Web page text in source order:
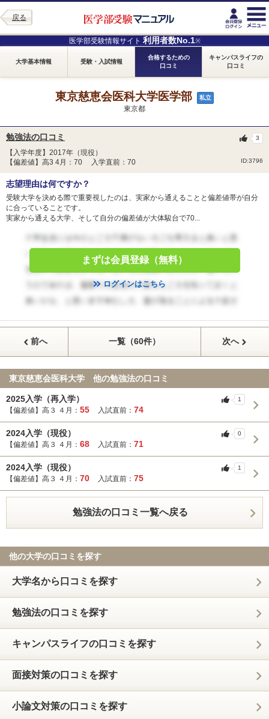
戻る
医学部受験情報サイト 利用者数No.1※
大学基本情報 受験・入試情報
合格するための
口コミ
キャンパスライフの
口コミ
東京慈恵会医科大学医学部 私立
東京都
勉強法の口コミ
【入学年度】2017年（現役）
【偏差値】高3 4月：70 入学直前：70
ID:3796
3
志望理由は何ですか？
受験大学を決める際で重要視したのは、実家から通えることと偏差値帯が自分
に合っていることです。
実家から通える大学、そして自分の偏差値が大体駿台で70...
まずは会員登録（無料）
ログインはこちら
前へ 一覧（60件） 次へ
東京慈恵会医科大学 他の勉強法の口コミ
2025入学（再入学）
【偏差値】高３ ４月： 55 入試直前： 74
1
2024入学（現役）
【偏差値】高３ ４月： 68 入試直前： 71
0
2024入学（現役）
【偏差値】高３ ４月： 70 入試直前： 75
1
勉強法の口コミ一覧へ戻る
他の大学の口コミを探す
大学名から口コミを探す
勉強法の口コミを探す
キャンパスライフの口コミを探す
面接対策の口コミを探す
小論文対策の口コミを探す